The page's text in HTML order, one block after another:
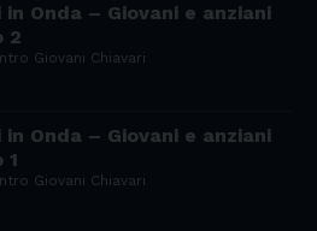
in Onda – Giovani e anziani
2
Giovani Chiavari
in Onda – Giovani e anziani
1
Giovani Chiavari